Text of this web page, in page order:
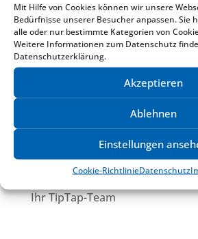
Mit Hilfe von Cookies können wir unsere
Bedürfnisse unserer Besucher anpassen. Sie
alle oder nur bestimmte Kategorien von
Weitere Informationen zum Datenschutz
Datenschutzerklärung.
Akzeptieren
Ablehnen
Einstellungen
Cookie-RichtlinieDatenschutz
die Fragen und Anliegen von
Sorgeberechtigten und vor
da. Wir sind stolz darauf, einen
Wohl und zur Entwicklung der
Mitglieder unserer Gesellschaft
Bei Fragen oder Anliegen
gerne zur Verfügung.
die ersten Lebensjahre zu einer
und unterstützenden Zeit für
Ihr TipTap-Team